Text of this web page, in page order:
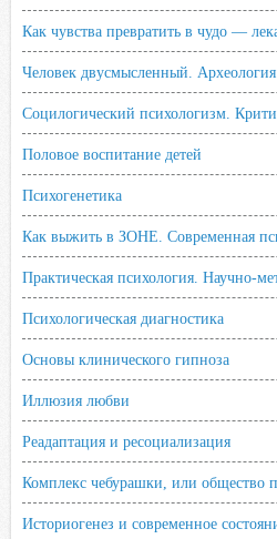
Как чувства превратить в чудо —
Человек двусмысленный.
Социлогический психологизм.
Половое воспитание детей
Психогенетика
Как выжить в ЗОНЕ. Современная
Практическая психология. Научно-
Психологическая диагностика
Основы клинического гипноза
Иллюзия любви
Реадаптация и ресоциализация
Комплекс чебурашки, или общество
Историогенез и современное